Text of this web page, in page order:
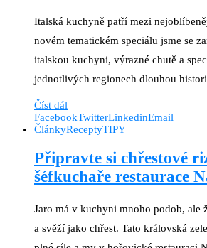
Italská kuchyně patří mezi
novém tematickém speciálu jsme se
italskou kuchyni, výrazné chutě a
jednotlivých regionech dlouhou
Číst dál
FacebookTwitterLinkedinEmail
ČlánkyReceptyTIPY
Připravte si chřestové
šéfkuchaře restaurace
Jaro má v kuchyni mnoho podob, ale
a svěží jako chřest. Tato královská